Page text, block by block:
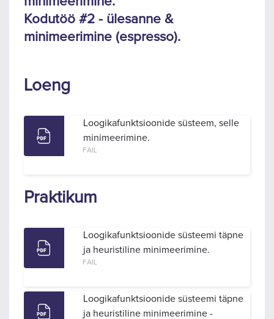
Kodutöö #2 - ülesanne &
minimeerimine (espresso).
Loeng
Loogikafunktsioonide süsteem, selle
minimeerimine.
FAIL
Praktikum
Loogikafunktsioonide süsteemi täpne
ja heuristiline minimeerimine.
FAIL
Loogikafunktsioonide süsteemi täpne
ja heuristiline minimeerimine -